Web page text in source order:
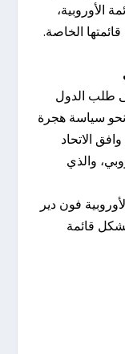
الأوروبية،
الخاصة.
طلب الدول
نحو سياسة هجرة
الاتحاد
والذي
فون دير
قائمة